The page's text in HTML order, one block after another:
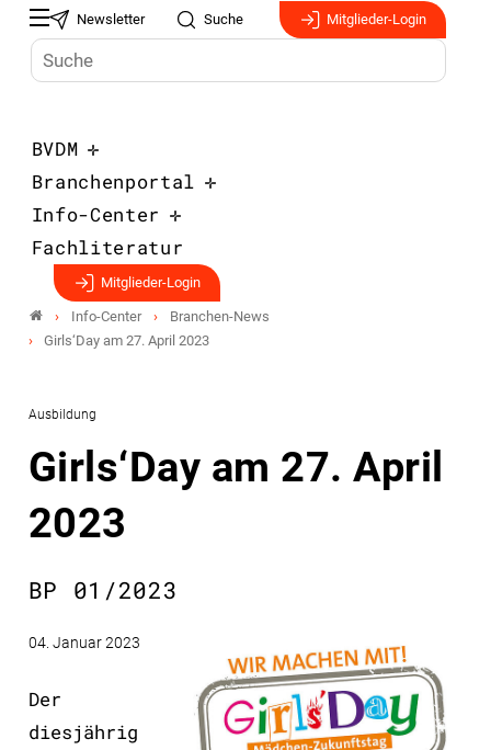
Newsletter Suche Mitglieder-Login
BVDM
Branchenportal
Info-Center
Fachliteratur
Mitglieder-Login
Info-Center
Branchen-News
Girls‘Day am 27. April 2023
Ausbildung
Girls‘Day am 27. April
2023
BP 01/2023
04. Januar 2023
Der
diesjährig